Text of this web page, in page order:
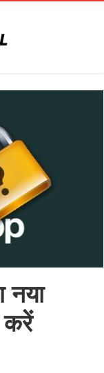
नया
करें